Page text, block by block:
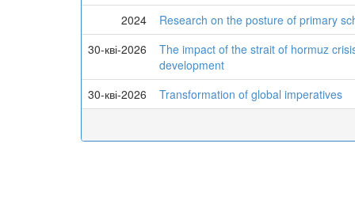
2024 Research on the posture of primary
30-кві-2026
The impact of the strait of hormuz
development
30-кві-2026 Transformation of global imperatives